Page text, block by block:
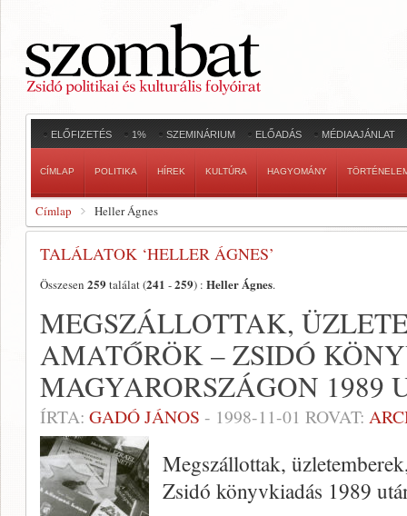
ELŐFIZETÉS 1% SZEMINÁRIUM ELŐADÁS MÉDIAAJÁNLAT
CÍMLAP POLITIKA HÍREK KULTÚRA HAGYOMÁNY
Címlap Heller Ágnes
TALÁLATOK ‘HELLER ÁGNES’
Összesen 259 találat (241 -259) : Heller Ágnes.
MEGSZÁLLOTTAK,
AMATŐRÖK – ZSIDÓ
MAGYARORSZÁGON 1989
ÍRTA: GADÓ JÁNOS - 1998-11-01 ROVAT:
Megszállottak,
Zsidó könyvkiadás 1989